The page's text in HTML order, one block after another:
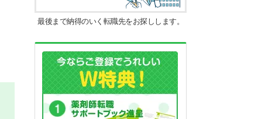
最後まで納得のいく転職先をお探しします。